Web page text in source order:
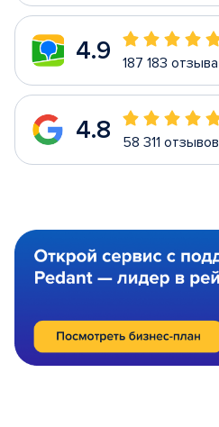
4.9 187 183 отзыва
4.8 58 311 отзывов